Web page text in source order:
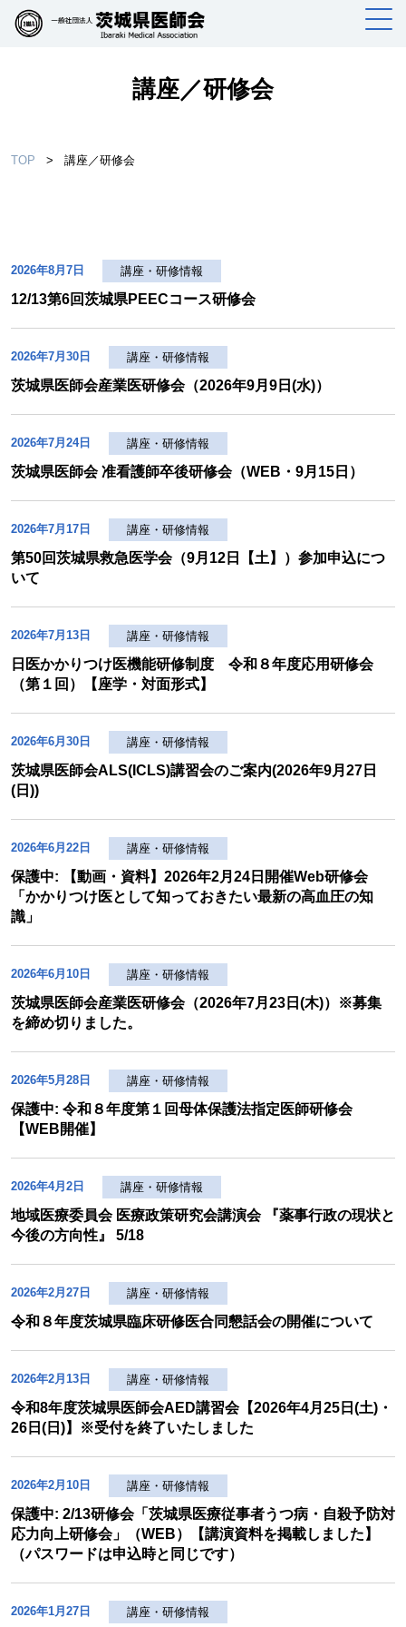
講座／研修会
TOP > 講座／研修会
2026年8月7日 講座・研修情報
12/13第6回茨城県PEECコース研修会
2026年7月30日 講座・研修情報
茨城県医師会産業医研修会（2026年9月9日(水)）
2026年7月24日 講座・研修情報
茨城県医師会 准看護師卒後研修会（WEB・9月15日）
2026年7月17日 講座・研修情報
第50回茨城県救急医学会（9月12日【土】）参加申込につ
いて
2026年7月13日 講座・研修情報
日医かかりつけ医機能研修制度 令和８年度応用研修会
（第１回）【座学・対面形式】
2026年6月30日 講座・研修情報
茨城県医師会ALS(ICLS)講習会のご案内(2026年9月27日
(日))
2026年6月22日 講座・研修情報
保護中: 【動画・資料】2026年2月24日開催Web研修会
「かかりつけ医として知っておきたい最新の高血圧の知
識」
2026年6月10日 講座・研修情報
茨城県医師会産業医研修会（2026年7月23日(木)）※募集
を締め切りました。
2026年5月28日 講座・研修情報
保護中: 令和８年度第１回母体保護法指定医師研修会
【WEB開催】
2026年4月2日 講座・研修情報
地域医療委員会 医療政策研究会講演会 『薬事行政の現状と
今後の方向性』 5/18
2026年2月27日 講座・研修情報
令和８年度茨城県臨床研修医合同懇話会の開催について
2026年2月13日 講座・研修情報
令和8年度茨城県医師会AED講習会【2026年4月25日(土)・
26日(日)】※受付を終了いたしました
2026年2月10日 講座・研修情報
保護中: 2/13研修会「茨城県医療従事者うつ病・自殺予防対
応力向上研修会」（WEB）【講演資料を掲載しました】
（パスワードは申込時と同じです）
2026年1月27日 講座・研修情報